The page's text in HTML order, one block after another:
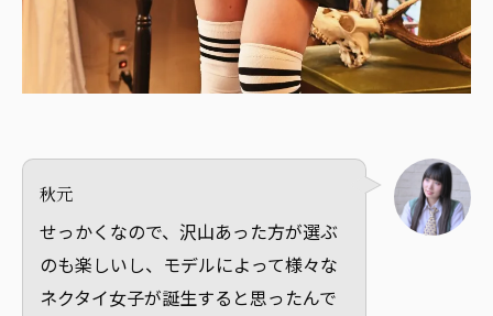
秋元
せっかくなので、沢山あった方が選ぶ
のも楽しいし、モデルによって様々な
ネクタイ女子が誕生すると思ったんで